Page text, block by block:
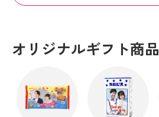
オリジナルギフト商品